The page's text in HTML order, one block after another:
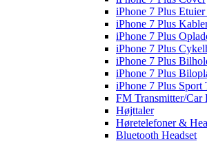
iPhone 7 Plus Etuier
iPhone 7 Plus
iPhone 7 Plus
iPhone 7 Plus
iPhone 7 Plus
iPhone 7 Plus
iPhone 7 Plus Sport
FM Transmitter/Car
Højttaler
Høretelefoner &
Bluetooth Headset